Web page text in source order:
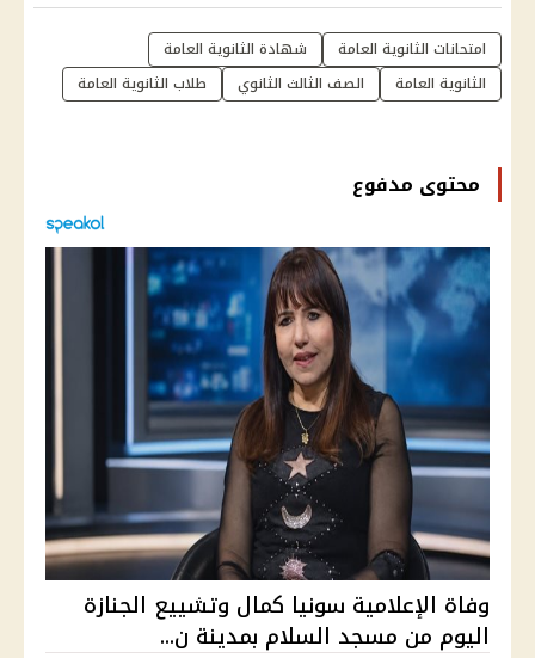
امتحانات الثانوية العامة
شهادة الثانوية العامة
الثانوية العامة
الصف الثالث الثانوي طلاب الثانوية العامة
محتوى مدفوع
وفاة الإعلامية سونيا كمال وتشييع الجنازة
اليوم من مسجد السلام بمدينة ن...